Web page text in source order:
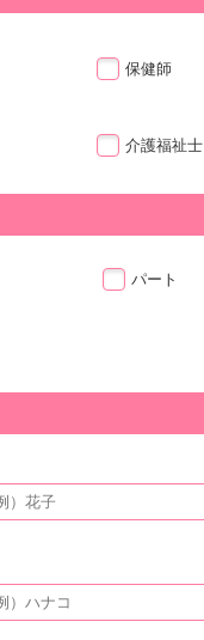
保健師
介護福祉士
パート